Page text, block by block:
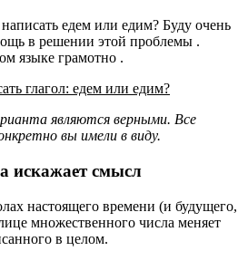
едем или едим? Буду очень
в решении этой проблемы .
языке грамотно .
глагол: едем или едим?
являются верными. Все
вы имели в виду.
искажает смысл
настоящего времени (и будущего,
множественного числа меняет
в целом.